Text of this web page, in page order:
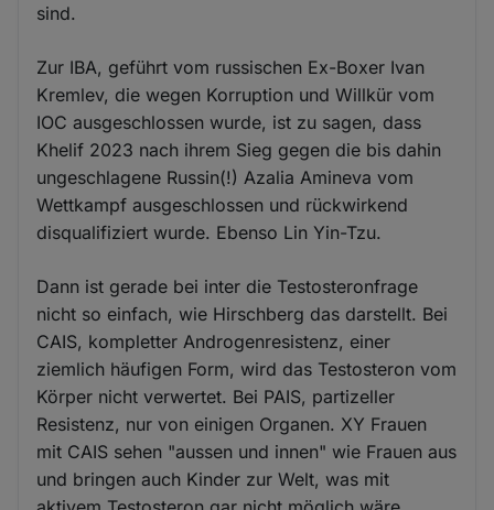
sind.
Zur IBA, geführt vom russischen Ex-Boxer Ivan
Kremlev, die wegen Korruption und Willkür vom
IOC ausgeschlossen wurde, ist zu sagen, dass
Khelif 2023 nach ihrem Sieg gegen die bis dahin
ungeschlagene Russin(!) Azalia Amineva vom
Wettkampf ausgeschlossen und rückwirkend
disqualifiziert wurde. Ebenso Lin Yin-Tzu.
Dann ist gerade bei inter die Testosteronfrage
nicht so einfach, wie Hirschberg das darstellt. Bei
CAIS, kompletter Androgenresistenz, einer
ziemlich häufigen Form, wird das Testosteron vom
Körper nicht verwertet. Bei PAIS, partizeller
Resistenz, nur von einigen Organen. XY Frauen
mit CAIS sehen "aussen und innen" wie Frauen aus
und bringen auch Kinder zur Welt, was mit